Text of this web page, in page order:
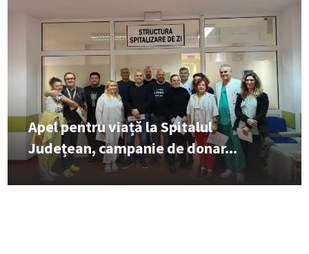
Apel pentru viață la Spitalul
Județean, campanie de donar...